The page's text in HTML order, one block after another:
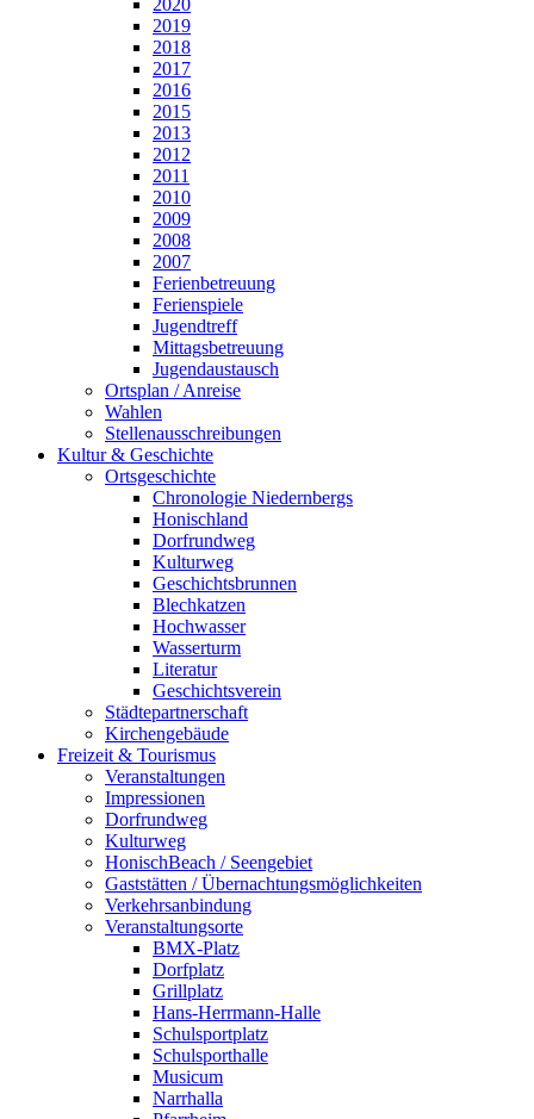
2020
2019
2018
2017
2016
2015
2013
2012
2011
2010
2009
2008
2007
Ferienbetreuung
Ferienspiele
Jugendtreff
Mittagsbetreuung
Jugendaustausch
Ortsplan / Anreise
Wahlen
Stellenausschreibungen
Kultur & Geschichte
Ortsgeschichte
Chronologie Niedernbergs
Honischland
Dorfrundweg
Kulturweg
Geschichtsbrunnen
Blechkatzen
Hochwasser
Wasserturm
Literatur
Geschichtsverein
Städtepartnerschaft
Kirchengebäude
Freizeit & Tourismus
Veranstaltungen
Impressionen
Dorfrundweg
Kulturweg
HonischBeach / Seengebiet
Gaststätten / Übernachtungsmöglichkeiten
Verkehrsanbindung
Veranstaltungsorte
BMX-Platz
Dorfplatz
Grillplatz
Hans-Herrmann-Halle
Schulsportplatz
Schulsporthalle
Musicum
Narrhalla